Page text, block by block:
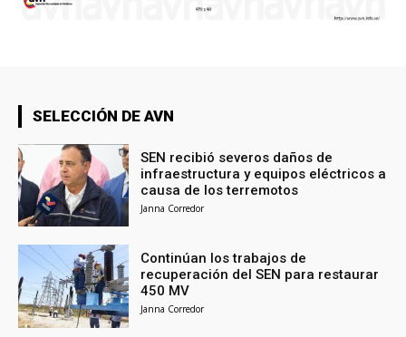
SELECCIÓN DE AVN
SEN recibió severos daños de
infraestructura y equipos eléctricos a
causa de los terremotos
Janna Corredor
Continúan los trabajos de
recuperación del SEN para restaurar
450 MV
Janna Corredor